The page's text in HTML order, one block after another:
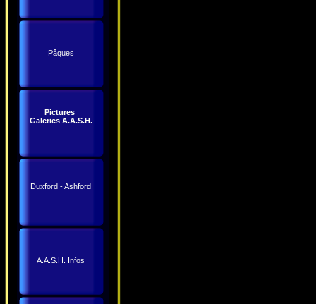
Pâques
Pictures
Galeries A.A.S.H.
Duxford - Ashford
A.A.S.H. Infos